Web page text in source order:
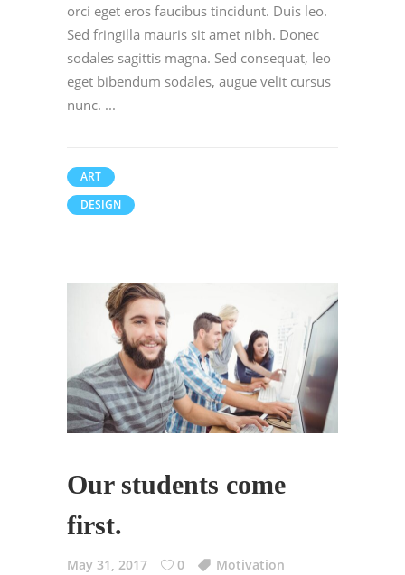
orci eget eros faucibus tincidunt. Duis leo.
Sed fringilla mauris sit amet nibh. Donec
sodales sagittis magna. Sed consequat, leo
eget bibendum sodales, augue velit cursus
nunc.
ART
DESIGN
Our students come
first.
May 31, 2017 0 Motivation